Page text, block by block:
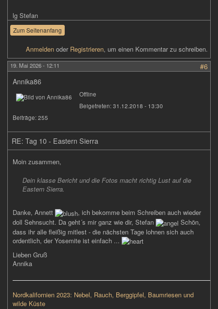
lg Stefan
Zum Seitenanfang
Anmelden oder Registrieren, um einen Kommentar zu schreiben.
19. Mai 2026 - 12:11
#6
Annika86
Offline
Beigetreten:31.12.2018 - 13:30
Beiträge:255
RE: Tag 10 - Eastern Sierra
Moin zusammen,
Dein klasse Bericht und die Fotos macht richtig Lust auf die
Eastern Sierra.
Danke, Annett
, ich bekomme beim Schreiben auch wieder
doll Sehnsucht. Da geht´s mir ganz wie dir, Stefan
Schön,
dass ihr alle fleißig mitlest - die nächsten Tage lohnen sich auch
ordentlich, der Yosemite ist einfach ...
Lieben Gruß
Annika
Nordkalifornien 2023: Nebel, Rauch, Berggipfel, Baumriesen und
wilde Küste